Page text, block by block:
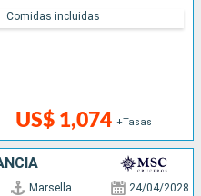
US$ 1,074 +Tasas
Comidas incluidas
Marsella 24/04/2028